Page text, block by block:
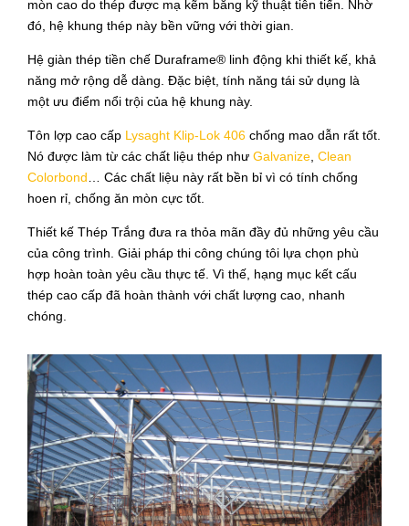
mòn cao do thép được mạ kẽm bằng kỹ thuật tiên tiến. Nhờ
đó, hệ khung thép này bền vững với thời gian.
Hệ giàn thép tiền chế Duraframe® linh động khi thiết kế, khả
năng mở rộng dễ dàng. Đặc biệt, tính năng tái sử dụng là
một ưu điểm nổi trội của hệ khung này.
Tôn lợp cao cấp Lysaght Klip-Lok 406 chống mao dẫn rất tốt.
Nó được làm từ các chất liệu thép như Galvanize Clean
Colorbond … Các chất liệu này rất bền bỉ vì có tính chống
hoen rỉ, chống ăn mòn cực tốt.
Thiết kế Thép Trắng đưa ra thỏa mãn đầy đủ những yêu cầu
của công trình. Giải pháp thi công chúng tôi lựa chọn phù
hợp hoàn toàn yêu cầu thực tế. Vì thế, hạng mục kết cấu
thép cao cấp đã hoàn thành với chất lượng cao, nhanh
chóng.